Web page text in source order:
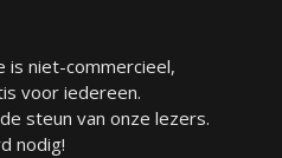
is niet-commercieel,
voor iedereen.
steun van onze lezers.
nodig!